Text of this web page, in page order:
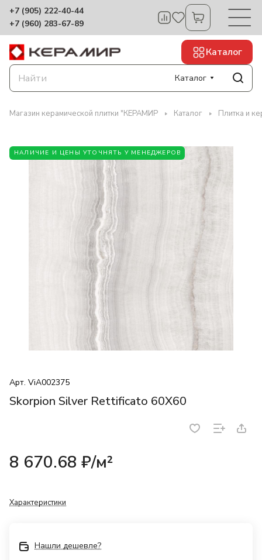
+7 (905) 222-40-44
+7 (960) 283-67-89
Каталог
Каталог
Магазин керамической плитки "КЕРАМИР Каталог Плитка и
НАЛИЧИЕ И ЦЕНЫ УТОЧНЯТЬ У МЕНЕДЖЕРОВ
Арт. ViA002375
Skorpion Silver Rettificato 60X60
8 670.68 ₽/м²
Характеристики
Нашли дешевле?